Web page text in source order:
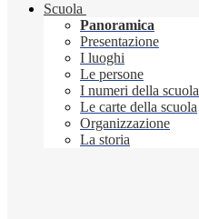
Scuola
Panoramica
Presentazione
I luoghi
Le persone
I numeri della scuola
Le carte della scuola
Organizzazione
La storia